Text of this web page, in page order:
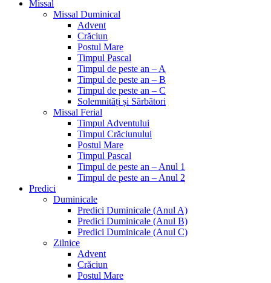
Missal
Missal Duminical
Advent
Crăciun
Postul Mare
Timpul Pascal
Timpul de peste an – A
Timpul de peste an – B
Timpul de peste an – C
Solemnități și Sărbători
Missal Ferial
Timpul Adventului
Timpul Crăciunului
Postul Mare
Timpul Pascal
Timpul de peste an – Anul 1
Timpul de peste an – Anul 2
Predici
Duminicale
Predici Duminicale (Anul A)
Predici Duminicale (Anul B)
Predici Duminicale (Anul C)
Zilnice
Advent
Crăciun
Postul Mare